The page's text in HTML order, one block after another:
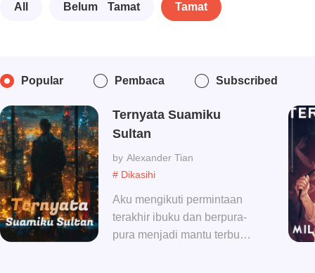
All Belum Tamat Tamat
Popular Pembaca Subscribed
# Dikasihi
Ternyata Suamiku
Sultan
Alexander Tian
Aku mengikuti permintaan
terakhir ibuku dan berpura-
pura menjadi mantu terbully